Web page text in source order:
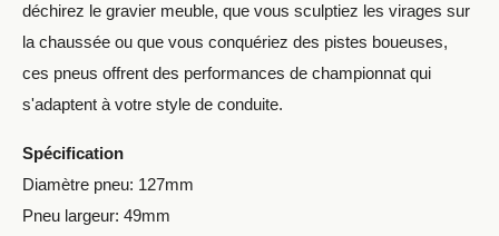
déchirez le gravier meuble, que vous sculptiez les virages sur
la chaussée ou que vous conquériez des pistes boueuses,
ces pneus offrent des performances de championnat qui
s'adaptent à votre style de conduite.
Spécification
Diamètre pneu: 127mm
Pneu largeur: 49mm